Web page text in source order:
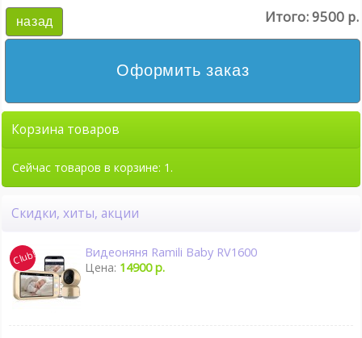
назад Итого:9500 р.
Оформить заказ
Корзина товаров
Сейчас товаров в корзине: 1.
Скидки, хиты, акции
Видеоняня Ramili Baby RV1600
Цена: 14900 р.